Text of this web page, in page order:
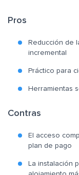
Pros
Reducción de
incremental
Práctico para
Herramientas
Contras
El acceso
plan de pago
La instalación